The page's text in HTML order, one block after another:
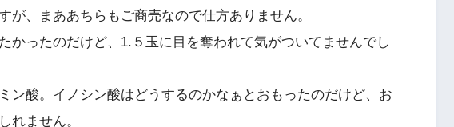
が、まああちらもご商売なので仕方ありません。
かったのだけど、1.５玉に目を奪われて気がついてませんでし
ン酸。イノシン酸はどうするのかなぁとおもったのだけど、お
れません。